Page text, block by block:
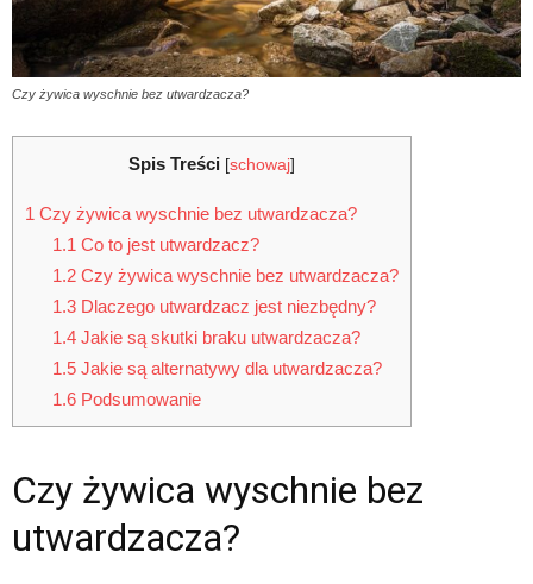
Czy żywica wyschnie bez utwardzacza?
Spis Treści [schowaj]
1 Czy żywica wyschnie bez utwardzacza?
1.1 Co to jest utwardzacz?
1.2Czy żywica wyschnie bez utwardzacza?
1.3Dlaczego utwardzacz jest niezbędny?
1.4Jakie są skutki braku utwardzacza?
1.5Jakie są alternatywy dla utwardzacza?
1.6Podsumowanie
Czy żywica wyschnie bez
utwardzacza?